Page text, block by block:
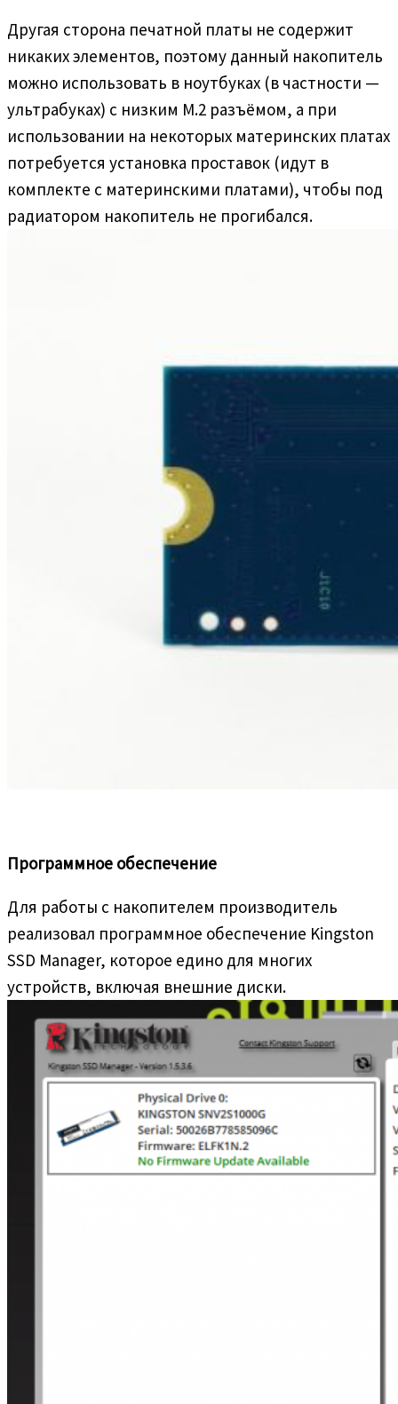
Другая сторона печатной платы не содержит
никаких элементов, поэтому данный накопитель
можно использовать в ноутбуках (в частности —
ультрабуках) с низким M.2 разъёмом, а при
использовании на некоторых материнских платах
потребуется установка проставок (идут в
комплекте с материнскими платами), чтобы под
радиатором накопитель не прогибался.
Программное обеспечение
Для работы с накопителем производитель
реализовал программное обеспечение Kingston
SSD Manager, которое едино для многих
устройств, включая внешние диски.